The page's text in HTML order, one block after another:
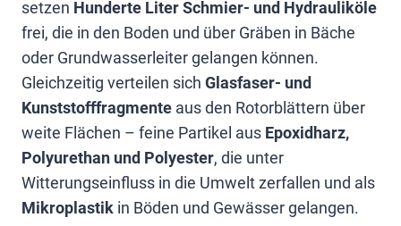
setzen Hunderte Liter Schmier- und Hydrauliköle
frei, die in den Boden und über Gräben in Bäche
oder Grundwasserleiter gelangen können.
Gleichzeitig verteilen sich Glasfaser- und
Kunststofffragmente aus den Rotorblättern über
weite Flächen – feine Partikel aus Epoxidharz,
Polyurethan und Polyester, die unter
Witterungseinfluss in die Umwelt zerfallen und als
Mikroplastik in Böden und Gewässer gelangen.